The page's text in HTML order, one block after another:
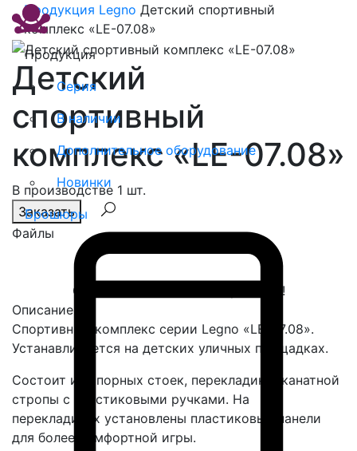
Продукция
Серия
В наличии
Дополнительное оборудование
Новинки
Брошюры
Продукция Legno Детский спортивный
комплекс «LE-07.08»
Детский
спортивный
комплекс «LE-07.08»
В производстве 1 шт.
Заказать
Файлы
Спасибо, сообщение отправлено!
Описание
Спортивный комплекс серии Legno «LE-07.08».
Устанавливается на детских уличных площадках.
Состоит из опорных стоек, перекладин и канатной
стропы с пластиковыми ручками. На
перекладинах установлены пластиковые панели
для более комфортной игры.